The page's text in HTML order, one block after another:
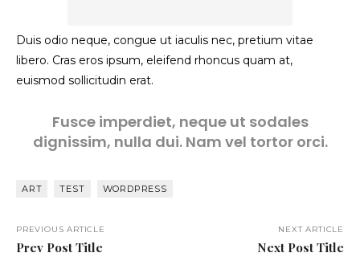
Duis odio neque, congue ut iaculis nec, pretium vitae
libero. Cras eros ipsum, eleifend rhoncus quam at,
euismod sollicitudin erat.
Fusce imperdiet, neque ut sodales
dignissim, nulla dui. Nam vel tortor orci.
ART TEST WORDPRESS
PREVIOUS ARTICLE
Prev Post Title
NEXT ARTICLE
Next Post Title